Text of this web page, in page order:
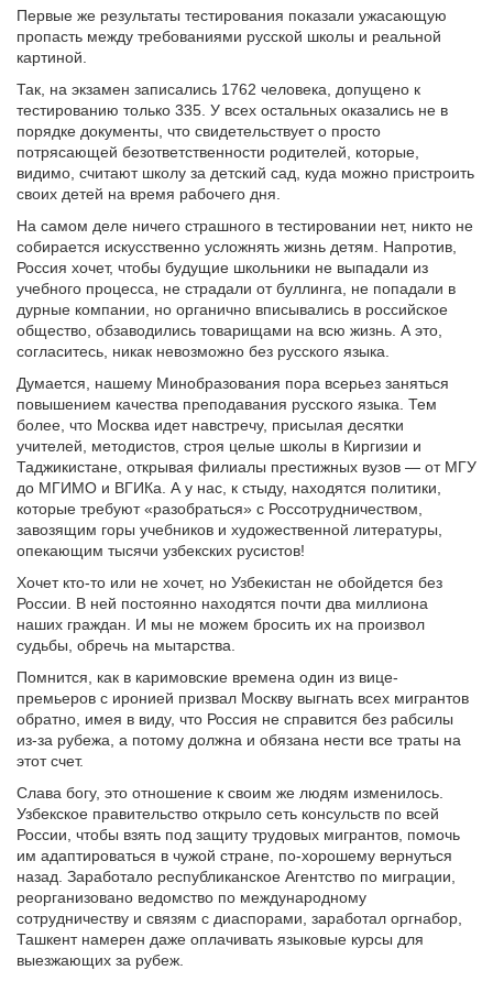
Первые же результаты тестирования показали ужасающую
пропасть между требованиями русской школы и реальной
картиной.
Так, на экзамен записались 1762 человека, допущено к
тестированию только 335. У всех остальных оказались не в
порядке документы, что свидетельствует о просто
потрясающей безответственности родителей, которые,
видимо, считают школу за детский сад, куда можно пристроить
своих детей на время рабочего дня.
На самом деле ничего страшного в тестировании нет, никто не
собирается искусственно усложнять жизнь детям. Напротив,
Россия хочет, чтобы будущие школьники не выпадали из
учебного процесса, не страдали от буллинга, не попадали в
дурные компании, но органично вписывались в российское
общество, обзаводились товарищами на всю жизнь. А это,
согласитесь, никак невозможно без русского языка.
Думается, нашему Минобразования пора всерьез заняться
повышением качества преподавания русского языка. Тем
более, что Москва идет навстречу, присылая десятки
учителей, методистов, строя целые школы в Киргизии и
Таджикистане, открывая филиалы престижных вузов — от МГУ
до МГИМО и ВГИКа. А у нас, к стыду, находятся политики,
которые требуют «разобраться» с Россотрудничеством,
завозящим горы учебников и художественной литературы,
опекающим тысячи узбекских русистов!
Хочет кто-то или не хочет, но Узбекистан не обойдется без
России. В ней постоянно находятся почти два миллиона
наших граждан. И мы не можем бросить их на произвол
судьбы, обречь на мытарства.
Помнится, как в каримовские времена один из вице-
премьеров с иронией призвал Москву выгнать всех мигрантов
обратно, имея в виду, что Россия не справится без рабсилы
из-за рубежа, а потому должна и обязана нести все траты на
этот счет.
Слава богу, это отношение к своим же людям изменилось.
Узбекское правительство открыло сеть консульств по всей
России, чтобы взять под защиту трудовых мигрантов, помочь
им адаптироваться в чужой стране, по-хорошему вернуться
назад. Заработало республиканское Агентство по миграции,
реорганизовано ведомство по международному
сотрудничеству и связям с диаспорами, заработал оргнабор,
Ташкент намерен даже оплачивать языковые курсы для
выезжающих за рубеж.